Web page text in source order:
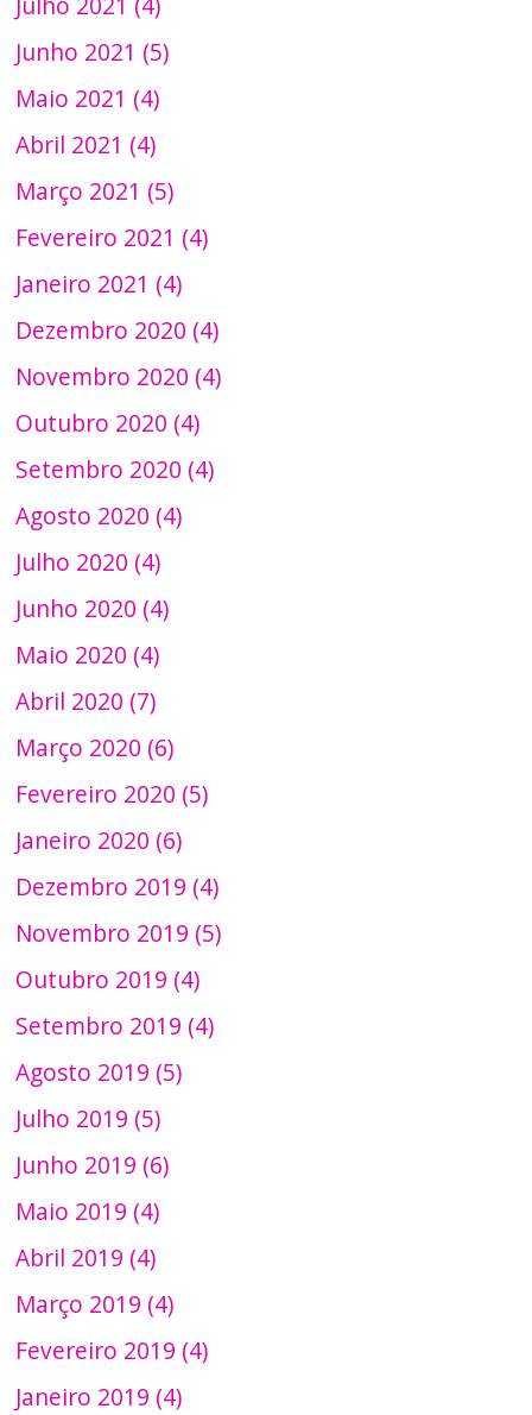
Junho 2021 (5)
Maio 2021 (4)
Abril 2021 (4)
Março 2021 (5)
Fevereiro 2021 (4)
Janeiro 2021 (4)
Dezembro 2020 (4)
Novembro 2020 (4)
Outubro 2020 (4)
Setembro 2020 (4)
Agosto 2020 (4)
Julho 2020 (4)
Junho 2020 (4)
Maio 2020 (4)
Abril 2020 (7)
Março 2020 (6)
Fevereiro 2020 (5)
Janeiro 2020 (6)
Dezembro 2019 (4)
Novembro 2019 (5)
Outubro 2019 (4)
Setembro 2019 (4)
Agosto 2019 (5)
Julho 2019 (5)
Junho 2019 (6)
Maio 2019 (4)
Abril 2019 (4)
Março 2019 (4)
Fevereiro 2019 (4)
Janeiro 2019 (4)